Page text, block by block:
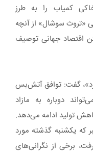
کمیاب را به طرز
«تروث سوشال» از آنچه
اقتصاد جهانی توصیف
زد»، گفت: توافق آتش‌بس
دوباره به مازاد
تولید ادامه می‌دهد.
که یکشنبه گذشته مورد
برخی از نگرانی‌های